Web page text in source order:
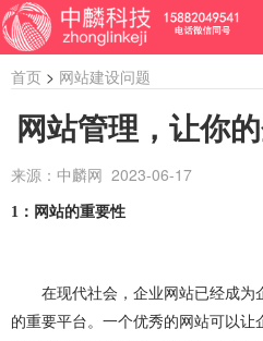
企业管理系统开发 公众
首页 > 网站建设问题
网站管理，让你
来源：中麟网 2023-06-17
1 ：网站的重要性
在现代社会，企业网站已经成为
的重要平台。一个优秀的网站可以让